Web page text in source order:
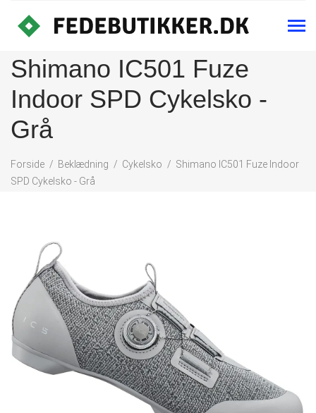
Shimano IC501 Fuze
Indoor SPD Cykelsko -
Grå
Forside Beklædning Cykelsko
Shimano IC501 Fuze Indoor
SPD Cykelsko - Grå